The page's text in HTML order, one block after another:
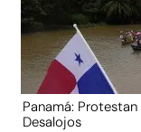
Panamá:
Desalojos